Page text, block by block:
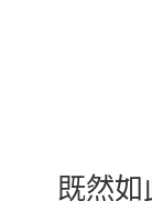
既然